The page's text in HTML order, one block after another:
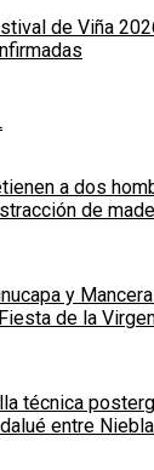
de Viña
a dos
de
y
de la
técnica
entre